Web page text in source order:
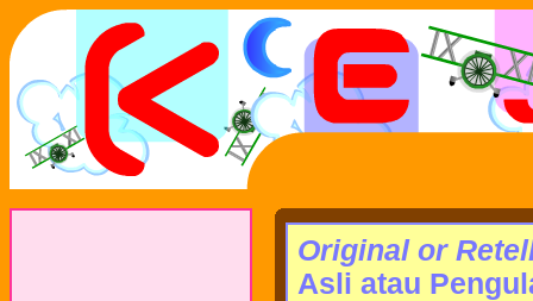
Original or
Asli atau